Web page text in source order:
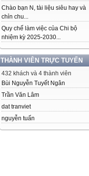
Chào bạn N, tài liệu siêu hay và
chỉn chu...
Quy chế làm việc của Chi bộ
nhiệm kỳ 2025-2030...
THÀNH VIÊN TRỰC TUYẾN
432 khách và 4 thành viên
Bùi Nguyễn Tuyết Ngân
Trần Văn Lâm
dat tranviet
nguyễn tuấn